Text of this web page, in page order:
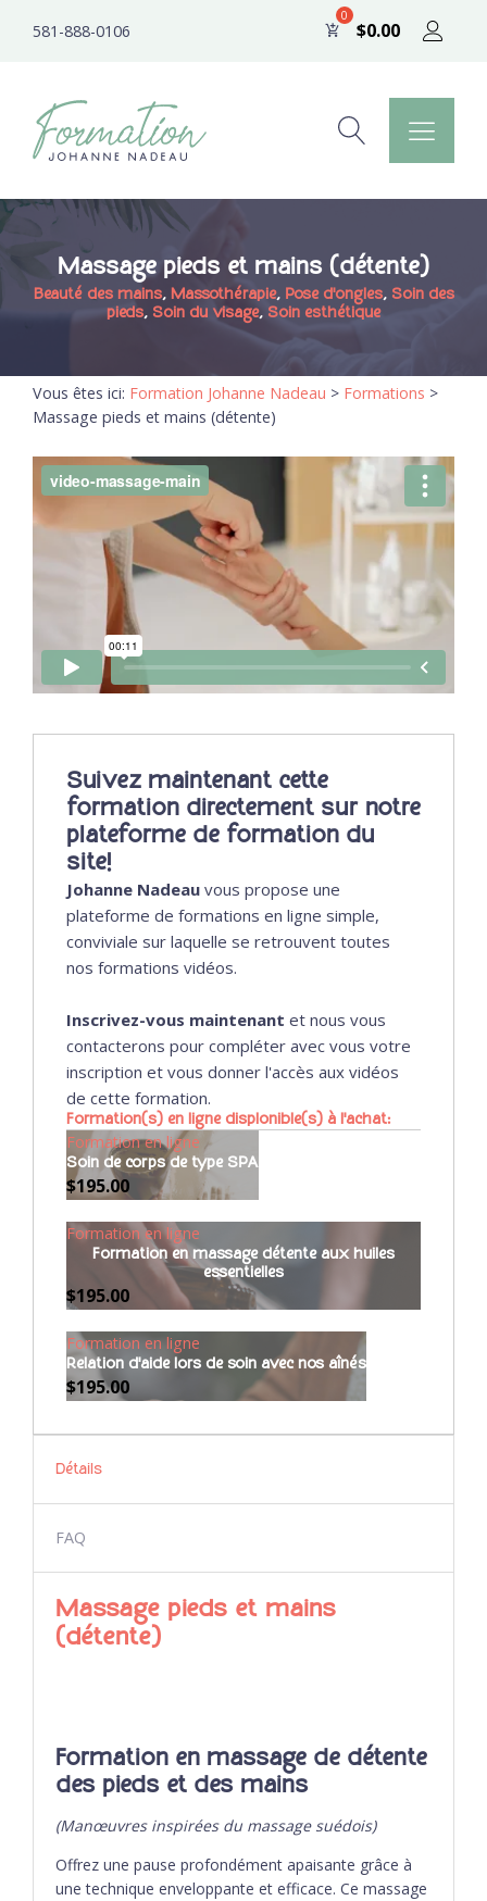
581-888-0106 $0.00
Massage pieds et mains (détente)
Beauté des mains, Massothérapie, Pose d'ongles, Soin des
pieds, Soin du visage, Soin esthétique
Vous êtes ici: Formation Johanne Nadeau > Formations >
Massage pieds et mains (détente)
Suivez maintenant cette
formation directement sur notre
plateforme de formation du
site!
Johanne Nadeau vous propose une
plateforme de formations en ligne simple,
conviviale sur laquelle se retrouvent toutes
nos formations vidéos.
Inscrivez-vous maintenant et nous vous
contacterons pour compléter avec vous votre
inscription et vous donner l'accès aux vidéos
de cette formation.
Formation(s) en ligne displonible(s) à l'achat:
Formation en ligne
Soin de corps de type SPA
$195.00
Formation en ligne
Formation en massage détente aux huiles
essentielles
$195.00
Formation en ligne
Relation d'aide lors de soin avec nos aînés
$195.00
Détails
FAQ
Massage pieds et mains
(détente)
Formation en massage de détente
des pieds et des mains
(Manœuvres inspirées du massage suédois)
Offrez une pause profondément apaisante grâce à
une technique enveloppante et efficace. Ce massage